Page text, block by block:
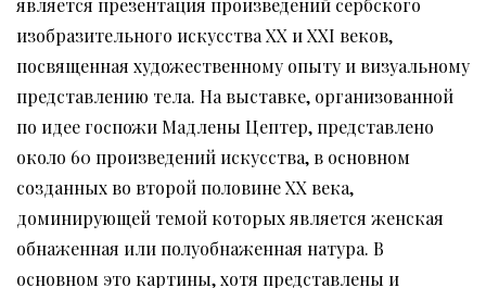
является презентация произведений сербского
изобразительного искусства XX и XXI веков,
посвященная художественному опыту и визуальному
представлению тела. На выставке, организованной
по идее госпожи Мадлены Цептер, представлено
около 60 произведений искусства, в основном
созданных во второй половине XX века,
доминирующей темой которых является женская
обнаженная или полуобнаженная натура. В
основном это картины, хотя представлены и